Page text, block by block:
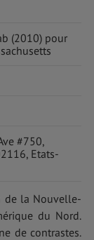
(2010) pour
#750,
Etats-
de la Nouvelle-
du Nord.
de contrastes.